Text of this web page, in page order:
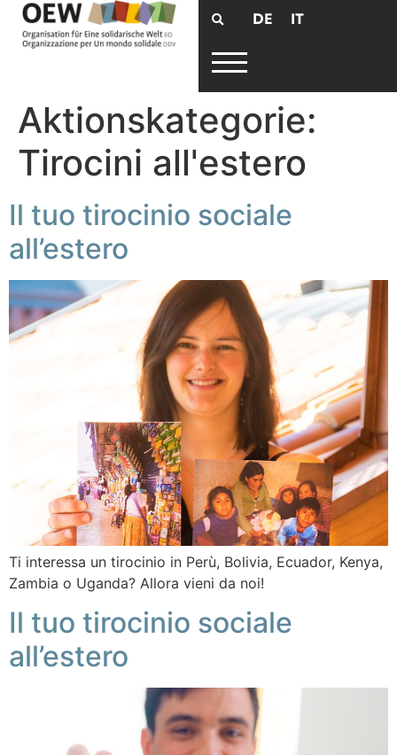
DE IT
Aktionskategorie:
Tirocini all'estero
Il tuo tirocinio sociale
all’estero
Ti interessa un tirocinio in Perù, Bolivia, Ecuador, Kenya,
Zambia o Uganda? Allora vieni da noi!
Il tuo tirocinio sociale
all’estero